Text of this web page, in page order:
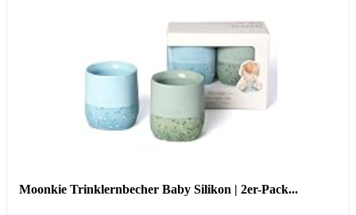
Moonkie Trinklernbecher Baby Silikon | 2er-Pack...